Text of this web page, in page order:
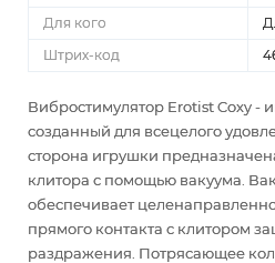
Для кого
Штрих-код
Вибростимулятор Erotist Coxy -
созданный для всецелого
сторона игрушки
клитора с помощью вакуума.
обеспечивает
прямого контакта с клитором
раздражения. Потрясающее